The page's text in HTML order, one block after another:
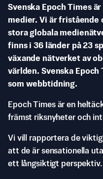
Svenska Epoch Times
medier. Vi är fristående
stora globala
finns i 36 länder på 23
växande nätverket av
världen. Svenska
som webbtidning.
Epoch Times är en
främst riksnyheter och
Vi vill rapportera de
att de är sensationella
ett långsiktigt perspektiv.